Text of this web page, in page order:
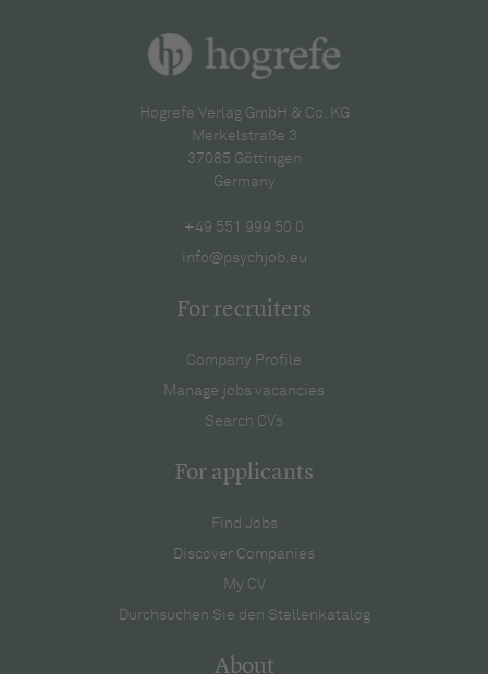
Hogrefe Verlag GmbH & Co. KG
Merkelstraße 3
37085 Göttingen
Germany
+49 551 999 50 0
info@psychjob.eu
For recruiters
Company Profile
Manage jobs vacancies
Search CVs
For applicants
Find Jobs
Discover Companies
My CV
Durchsuchen Sie den Stellenkatalog
About